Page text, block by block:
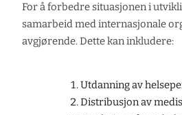
For å forbedre situasjonen i
samarbeid med internasjonale
avgjørende. Dette kan inkludere:
Utdanning av
Distribusjon av